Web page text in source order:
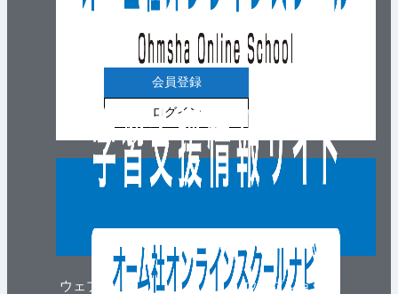
ウェブマガジン
会員登録
ログイン
ウェブショップ